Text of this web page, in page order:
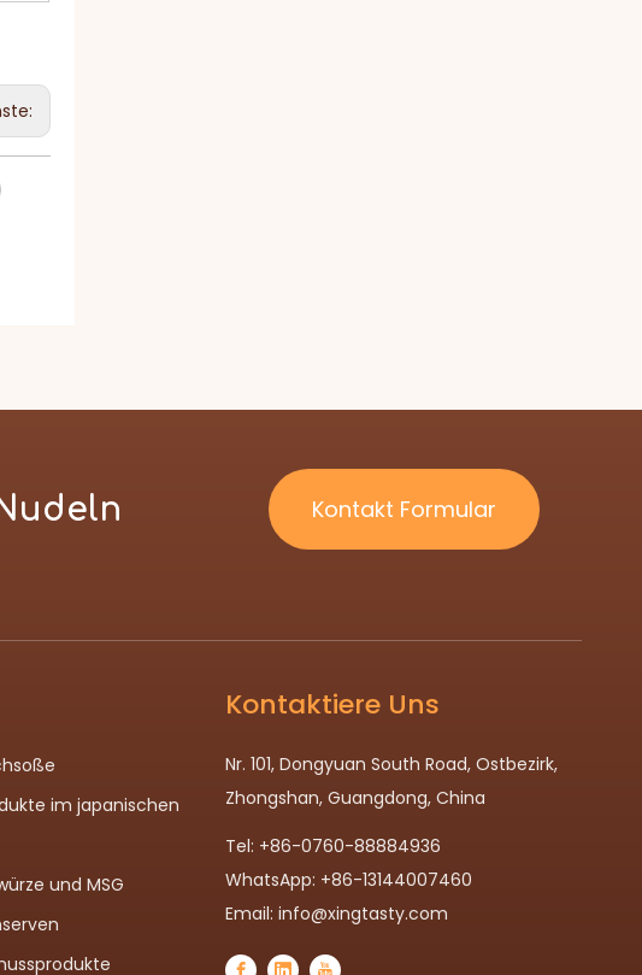
Kontakt Formular
im japanischen
und MSG
Kontaktiere Uns
Nr. 101, Dongyuan South Road, Ostbezirk,
Zhongshan, Guangdong, China
Tel: +86-0760-88884936
WhatsApp: +86-13144007460
Email: info@xingtasty.com